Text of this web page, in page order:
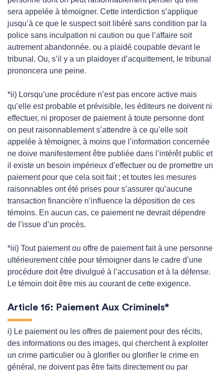
sera appelée à témoigner. Cette interdiction s’applique
jusqu’à ce que le suspect soit libéré sans condition par la
police sans inculpation ni caution ou que l’affaire soit
autrement abandonnée. ou a plaidé coupable devant le
tribunal. Ou, s’il y a un plaidoyer d’acquittement, le tribunal
prononcera une peine.
*ii) Lorsqu’une procédure n’est pas encore active mais
qu’elle est probable et prévisible, les éditeurs ne doivent ni
effectuer, ni proposer de paiement à toute personne dont
on peut raisonnablement s’attendre à ce qu’elle soit
appelée à témoigner, à moins que l’information concernée
ne doive manifestement être publiée dans l’intérêt public et
il existe un besoin impérieux d’effectuer ou de promettre un
paiement pour que cela soit fait ; et toutes les mesures
raisonnables ont été prises pour s’assurer qu’aucune
transaction financière n’influence la déposition de ces
témoins. En aucun cas, ce paiement ne devrait dépendre
de l’issue d’un procès.
*iii) Tout paiement ou offre de paiement fait à une personne
ultérieurement citée pour témoigner dans le cadre d’une
procédure doit être divulgué à l’accusation et à la défense.
Le témoin doit être mis au courant de cette exigence.
Article 16: Paiement Aux Criminels*
i) Le paiement ou les offres de paiement pour des récits,
des informations ou des images, qui cherchent à exploiter
un crime particulier ou à glorifier ou glorifier le crime en
général, ne doivent pas être faits directement ou par